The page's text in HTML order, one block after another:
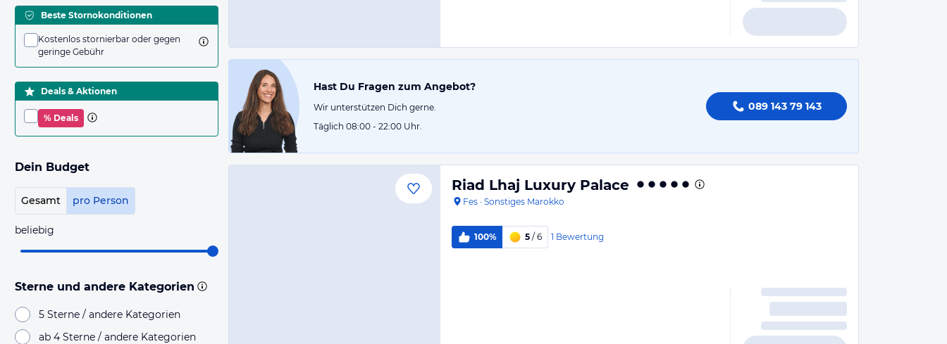
Beste Stornokonditionen
Kostenlos stornierbar oder gegen
geringe Gebühr
Deals & Aktionen
% Deals
Dein Budget
Gesamt pro Person
beliebig
Sterne und andere Kategorien
5 Sterne / andere Kategorien
ab 4 Sterne / andere Kategorien
Hast Du Fragen zum Angebot?
Wir unterstützen Dich gerne.
Täglich 08:00 - 22:00 Uhr.
089 143 79 143
Riad Lhaj Luxury Palace
Fes · Sonstiges Marokko
100% 5 / 6 1 Bewertung